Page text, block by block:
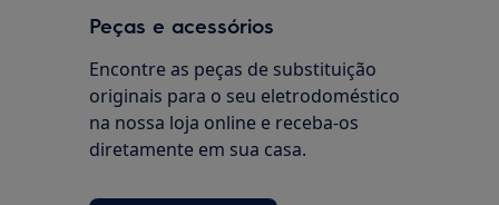
Peças e acessórios
Encontre as peças de substituição
originais para o seu eletrodoméstico
na nossa loja online e receba-os
diretamente em sua casa.